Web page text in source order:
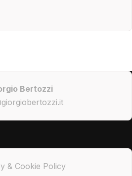
Bertozzi
& Cookie Policy